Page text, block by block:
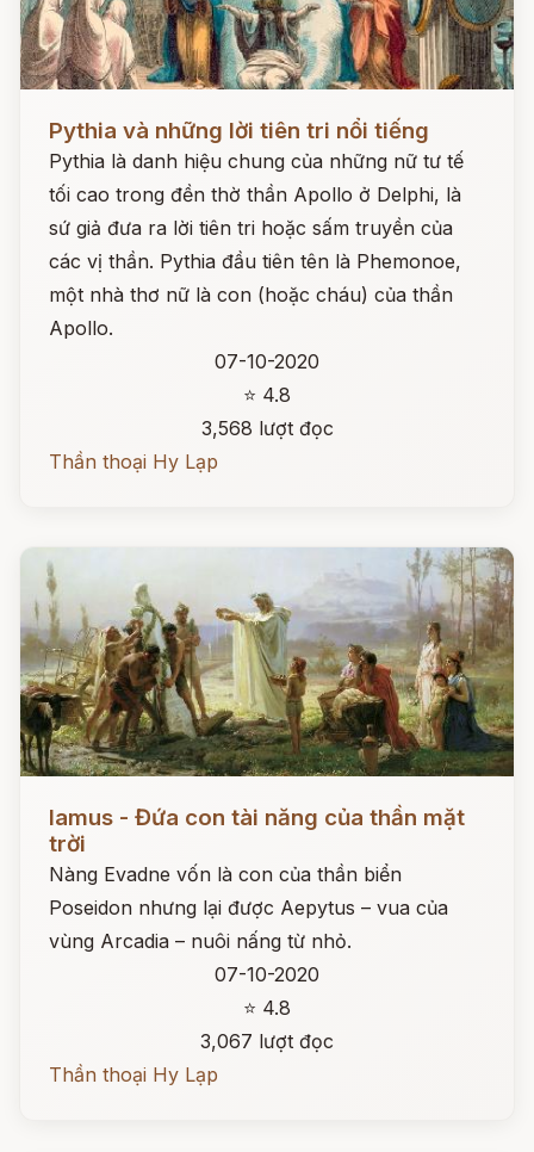
Pythia và những lời tiên tri nổi tiếng
Pythia là danh hiệu chung của những nữ tư tế
tối cao trong đền thờ thần Apollo ở Delphi, là
sứ giả đưa ra lời tiên tri hoặc sấm truyền của
các vị thần. Pythia đầu tiên tên là Phemonoe,
một nhà thơ nữ là con (hoặc cháu) của thần
Apollo.
07-10-2020
⭐ 4.8
3,568 lượt đọc
Thần thoại Hy Lạp
Iamus - Đứa con tài năng của thần mặt
trời
Nàng Evadne vốn là con của thần biển
Poseidon nhưng lại được Aepytus – vua của
vùng Arcadia – nuôi nấng từ nhỏ.
07-10-2020
⭐ 4.8
3,067 lượt đọc
Thần thoại Hy Lạp